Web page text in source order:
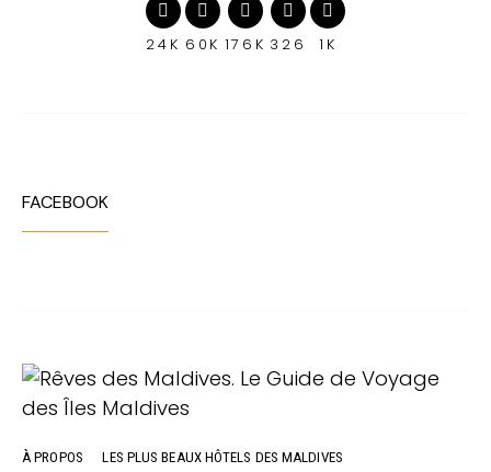
24K 60K 176K 326 1K
FACEBOOK
À PROPOS LES PLUS BEAUX HÔTELS DES MALDIVES